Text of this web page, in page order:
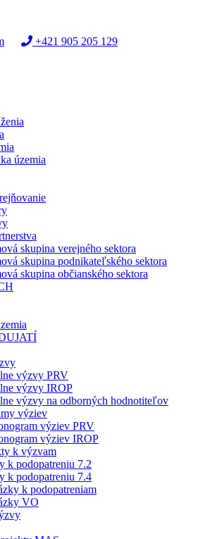
+421 905 205 129
územia
skupina verejného sektora
skupina podnikateľského sektora
skupina občianského sektora
výzvy PRV
výzvy IROP
výzvy na odborných hodnotiteľov
výziev
výziev PRV
výziev IROP
k výzvam
k podopatreniu 7.2
k podopatreniu 7.4
k podopatreniam
VO